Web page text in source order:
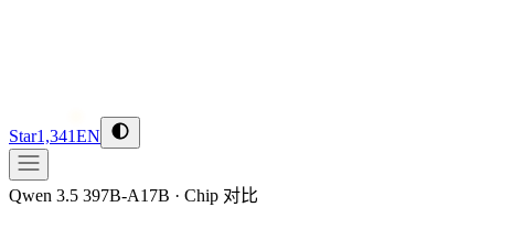
Star1,341EN
Qwen 3.5 397B-A17B · Chip 对比